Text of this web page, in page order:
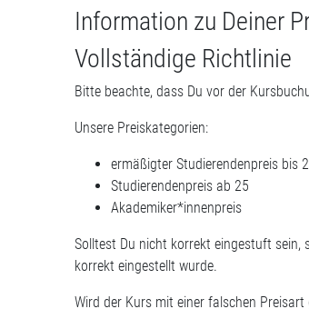
Information zu Deiner
Vollständige Richtlinie
Bitte beachte, dass Du vor der
Unsere Preiskategorien:
ermäßigter Studierendenpreis bis
Studierendenpreis ab 25
Akademiker*innenpreis
Solltest Du nicht korrekt eingestuft sein,
korrekt eingestellt wurde.
Wird der Kurs mit einer falschen